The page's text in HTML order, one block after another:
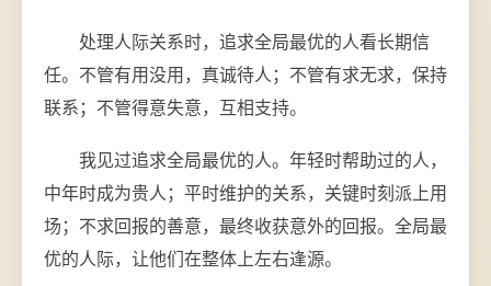
处理人际关系时，追求全局最优的人看长期信
任。不管有用没用，真诚待人；不管有求无求，保持
联系；不管得意失意，互相支持。
我见过追求全局最优的人。年轻时帮助过的人，
中年时成为贵人；平时维护的关系，关键时刻派上用
场；不求回报的善意，最终收获意外的回报。全局最
优的人际，让他们在整体上左右逢源。